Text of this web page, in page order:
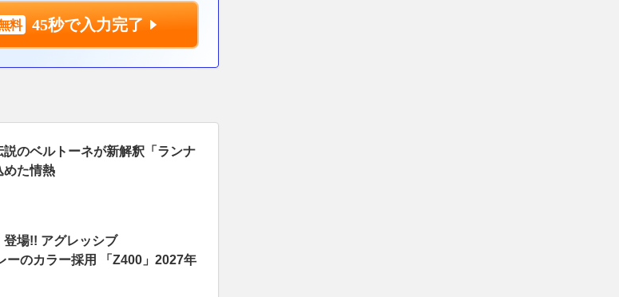
45秒で入力完了
のベルトーネが新解釈「ランナ
めた情熱
登場!! アグレッシブ
のカラー採用 「Z400」2027年